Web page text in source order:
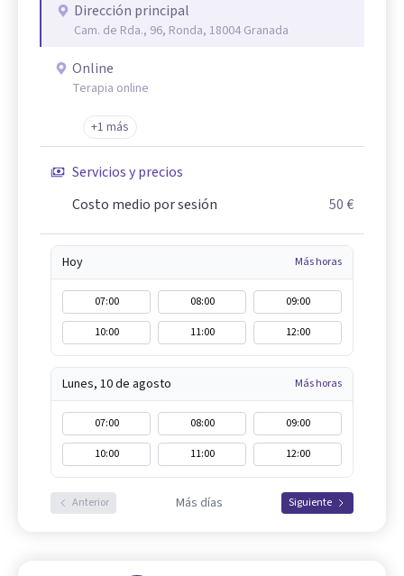
Dirección principal
Cam. de Rda., 96, Ronda, 18004 Granada
Online
Terapia online
+1 más
Servicios y precios
Costo medio por sesión
50 €
Hoy Más horas
07:00 08:00
09:00
10:00
11:00 12:00
Lunes, 10 de agosto Más horas
07:00 08:00
09:00
10:00
11:00 12:00
Anterior Más días Siguiente